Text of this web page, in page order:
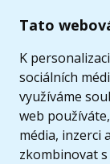
Tato
K
sociálních
využíváme
web
média, inzerci
zkombinovat